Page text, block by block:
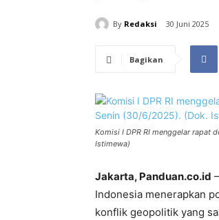
By Redaksi 30 Juni 2025
Bagikan
Komisi I DPR RI menggelar rapat
Istimewa)
Jakarta, Panduan.co.id
Indonesia menerapkan
konflik geopolitik yang